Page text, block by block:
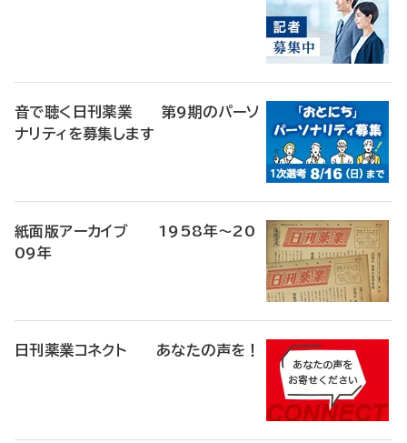
音で聴く日刊薬業 第9期のパーソ
ナリティを募集します
紙面版アーカイブ 1958年～20
09年
日刊薬業コネクト あなたの声を！